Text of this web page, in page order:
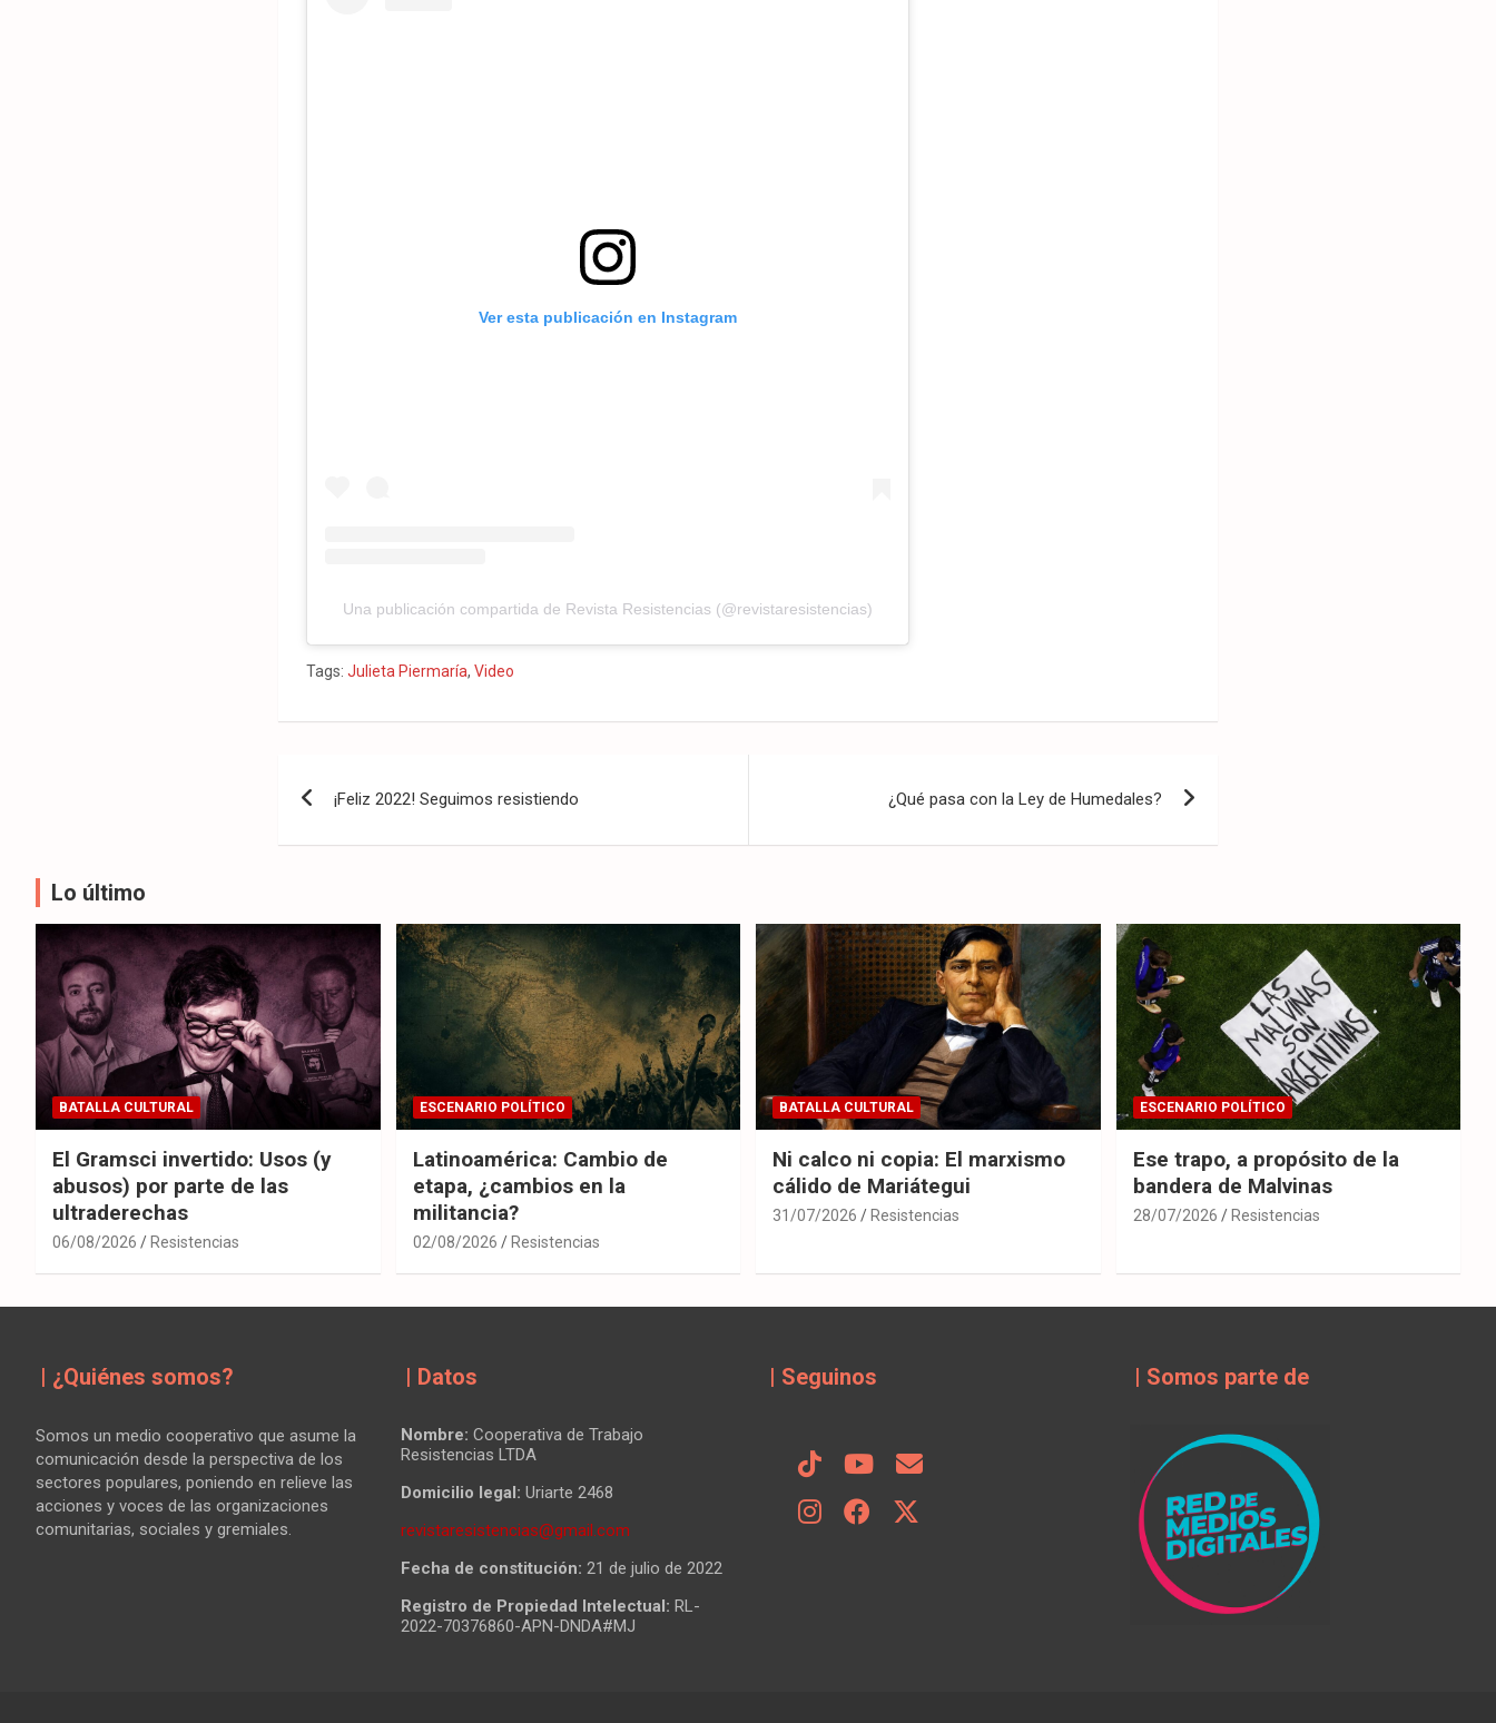
Ver esta publicación en Instagram
Una publicación compartida de Revista Resistencias (@revistaresistencias)
Tags: Julieta Piermaría,Video
¡Feliz 2022! Seguimos resistiendo ¿Qué pasa con la Ley de Humedales?
Lo último
BATALLA CULTURAL
El Gramsci invertido: Usos (y
abusos) por parte de las
ultraderechas
06/08/2026 Resistencias
ESCENARIO POLÍTICO
Latinoamérica: Cambio de
etapa, ¿cambios en la
militancia?
02/08/2026 Resistencias
BATALLA CULTURAL
Ni calco ni copia: El marxismo
cálido de Mariátegui
31/07/2026 Resistencias
ESCENARIO POLÍTICO
Ese trapo, a propósito de la
bandera de Malvinas
28/07/2026 Resistencias
| ¿Quiénes somos?
Somos un medio cooperativo que asume la
comunicación desde la perspectiva de los
sectores populares, poniendo en relieve las
acciones y voces de las organizaciones
comunitarias, sociales y gremiales.
| Datos
Nombre: Cooperativa de Trabajo
Resistencias LTDA
Domicilio legal: Uriarte 2468
revistaresistencias@gmail.com
Fecha de constitución: 21 de julio de 2022
Registro de Propiedad Intelectual: RL-
2022-70376860-APN-DNDA#MJ
| Seguinos | Somos parte de